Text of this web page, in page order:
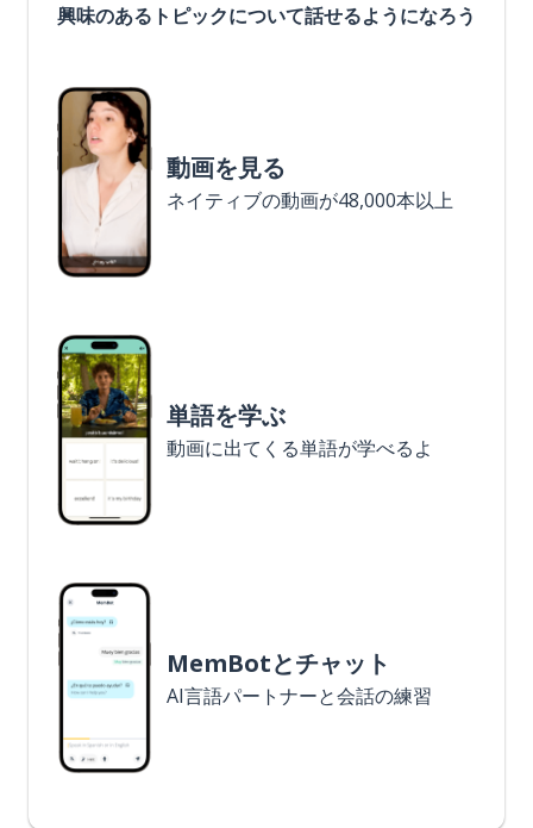
興味のあるトピックについて話せるようになろう
動画を見る
ネイティブの動画が48,000本以上
単語を学ぶ
動画に出てくる単語が学べるよ
MemBotとチャット
AI言語パートナーと会話の練習